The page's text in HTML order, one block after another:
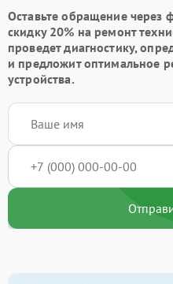
Оставьте обращение через
скидку 20% на ремонт
проведет диагностику,
и предложит оптимальное
устройства.